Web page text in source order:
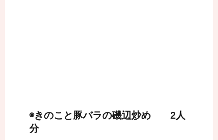
◉きのこと豚バラの磯辺炒め 2人
分